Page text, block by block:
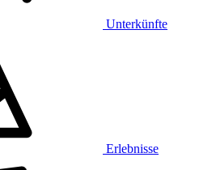
Unterkünfte
Erlebnisse